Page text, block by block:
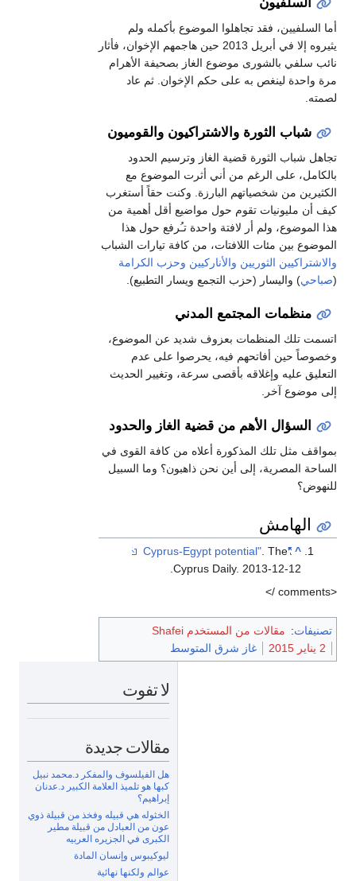
أما السلفيين، فقد تجاهلوا الموضوع بأكمله ولم
يثيروه إلا في أبريل 2013 حين هاجمهم الإخوان، فأثار
نائب سلفي بالشورى موضوع الغاز بصحيفة الأهرام
مرة واحدة لينغص به على حكم الإخوان. ثم عاد
لصمته.
شباب الثورة والاشتراكيون والقوميون
تجاهل شباب الثورة قضية الغاز وترسيم الحدود
بالكامل، على الرغم من أني أثرت الموضوع مع
الكثيرين من شخصياتهم البارزة. وكنت حقاً أستغرب
كيف أن مليونيات تقوم حول مواضيع أقل أهمية من
هذا الموضوع، ولم أر لافتة واحدة تـُرفع حول هذا
الموضوع بين مئات اللافتات، من كافة تيارات الشباب
والاشتراكيين الثوريين والأناركيين وحزب الكرامة
(صباحي) واليسار (حزب التجمع ويسار التطبيع).
منظمات المجتمع المدني
اتسمت تلك المنظمات بعزوف شديد عن الموضوع،
وخصوصاً حين أفاتحهم فيه، يحرصوا على عدم
التعليق عليه وإغلاقه بأقصى سرعة، وتغيير الحديث
إلى موضوع آخر.
السؤال الأهم من قضية الغاز والحدود
بمواقف مثل تلك المذكورة أعلاه من كافة القوى في
الساحة المصرية، إلى أين نحن ذاهبون؟ وما السبيل
للنهوض؟
الهامش
^
"Cyprus-Egypt potential"
. The
Cyprus Daily. 2013-12-12.
<comments />
تصنيفات: مقالات من المستخدم Shafei
2 يناير 2015
غاز شرق المتوسط
لا تفوت
مقالات جديدة
هل الفيلسوف والمفكر د.محمد نبيل
كبها هو تلميذ العلامة الكبير د.عدنان
إبراهيم؟
الخثوله هي قبيله وفخذ من قبيلة ذوي
عون من العبادل من قبيلة مطير
الكبرى في الجزيره العربيه
ليوكيبوس وإنسان المادة
عوالم ولكنها نهائية